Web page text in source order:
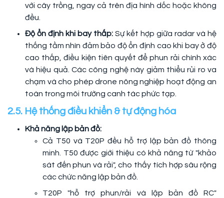
với cây trồng, ngay cả trên địa hình dốc hoặc không
đều.
Độ ổn định khi bay thấp: Sự kết hợp giữa radar và hệ
thống tầm nhìn đảm bảo độ ổn định cao khi bay ở độ
cao thấp, điều kiện tiên quyết để phun rải chính xác
và hiệu quả. Các công nghệ này giảm thiểu rủi ro va
chạm và cho phép drone nông nghiệp hoạt động an
toàn trong môi trường canh tác phức tạp.
2.5. Hệ thống điều khiển & tự động hóa
Khả năng lập bản đồ:
Cả T50 và T20P đều hỗ trợ lập bản đồ thông
minh. T50 được giới thiệu có khả năng từ "khảo
sát đến phun và rải", cho thấy tích hợp sâu rộng
các chức năng lập bản đồ.
T20P "hỗ trợ phun/rải và lập bản đồ RC"